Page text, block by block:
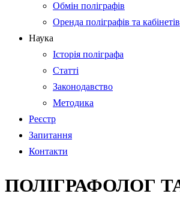
Обмін поліграфів
Оренда поліграфів та кабінетів
Наука
Історія поліграфа
Статті
Законодавство
Методика
Реєстр
Запитання
Контакти
ПОЛІГРАФОЛОГ